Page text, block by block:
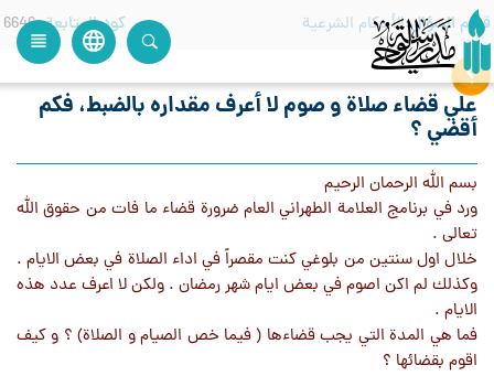
language
view_headline
قسم السؤال الأحكام الشرعية كود المتابعة 6646
علي قضاء صلاة و صوم لا أعرف مقداره بالضبط، فكم
أقضي ؟
بسم الله الرحمان الرحيم
ورد في برنامج العلامة الطهراني العام ضرورة قضاء ما فات من حقوق الله
تعالى .
خلال اول سنتين من بلوغي كنت مقصراً في اداء الصلاة في بعض الايام .
وكذلك لم اكن اصوم في بعض ايام شهر رمضان . ولكن لا اعرف عدد هذه
الايام .
فما هي المدة التي يجب قضاءها ( فيما خص الصيام و الصلاة) ؟ و كيف
اقوم بقضائها ؟